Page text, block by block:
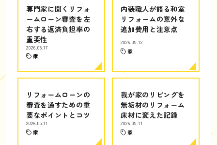
専門家に聞くリフォ
ームローン審査を左
右する返済負担率の
重要性
2026.05.17
家
内装職人が語る和室
リフォームの意外な
追加費用と注意点
2026.05.12
家
リフォームローンの
審査を通すための重
要なポイントとコツ
2026.05.11
家
我が家のリビングを
無垢材のリフォーム
床材に変えた記録
2026.05.11
家